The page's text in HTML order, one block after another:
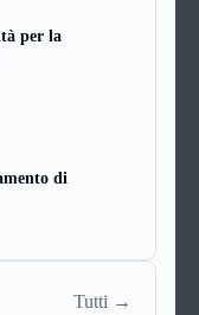
per la
di
Tutti →